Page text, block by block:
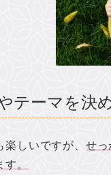
テーマを決
しいですが、 せっ
。